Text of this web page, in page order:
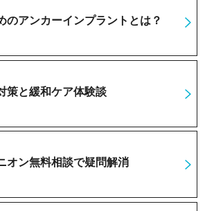
のアンカーインプラントとは？
策と緩和ケア体験談
オン無料相談で疑問解消